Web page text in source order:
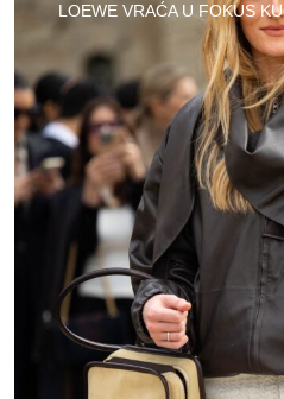
LOEWE VRAĆA U FOKUS